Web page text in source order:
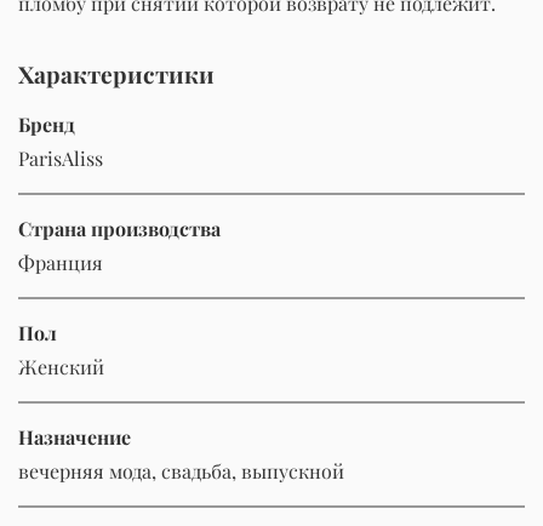
Характеристики
Бренд
ParisAliss
Страна производства
Франция
Пол
Женский
Назначение
вечерняя мода, свадьба, выпускной